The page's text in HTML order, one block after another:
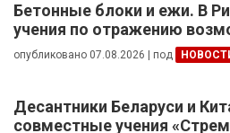
Бетонные блоки и ежи. В
учения по отражению
вторжения
опубликовано 07.08.2026 под
Десантники Беларуси и
совместные учения